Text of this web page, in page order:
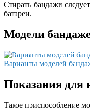
Стирать бандажи
батареи.
Модели
Варианты моделей
Показания для
Такое приспособление